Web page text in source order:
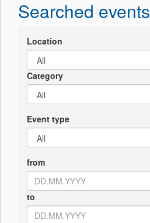
Searched events
Location
Category
Event type
from
to